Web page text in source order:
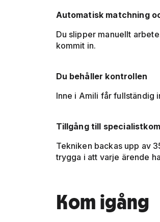
Automatisk matchning
Du slipper manuellt
kommit in.
Du behåller kontrollen
Inne i Amili får fullständig
Tillgång till
Tekniken backas upp av
trygga i att varje ärende
Kom igång